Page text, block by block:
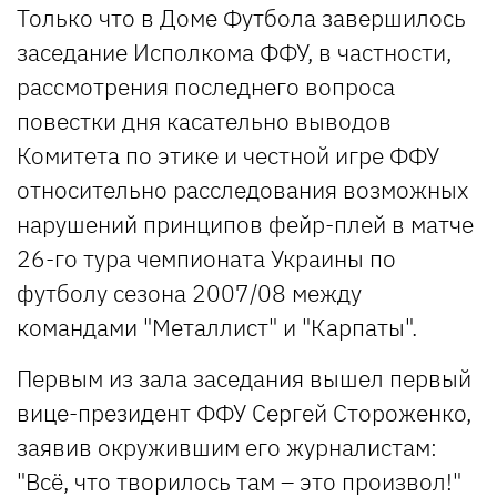
Только что в Доме Футбола завершилось
заседание Исполкома ФФУ, в частности,
рассмотрения последнего вопроса
повестки дня касательно выводов
Комитета по этике и честной игре ФФУ
относительно расследования возможных
нарушений принципов фейр-плей в матче
26-го тура чемпионата Украины по
футболу сезона 2007/08 между
командами "Металлист" и "Карпаты".
Первым из зала заседания вышел первый
вице-президент ФФУ Сергей Стороженко,
заявив окружившим его журналистам:
"Всё, что творилось там – это произвол!"